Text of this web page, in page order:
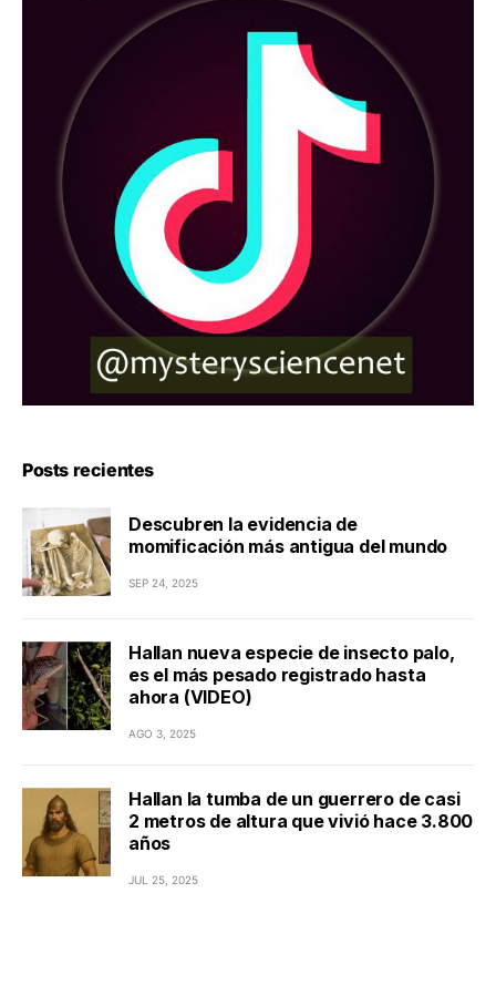
Posts recientes
Descubren la evidencia de
momificación más antigua del mundo
SEP 24, 2025
Hallan nueva especie de insecto palo,
es el más pesado registrado hasta
ahora (VIDEO)
AGO 3, 2025
Hallan la tumba de un guerrero de casi
2 metros de altura que vivió hace 3.800
años
JUL 25, 2025